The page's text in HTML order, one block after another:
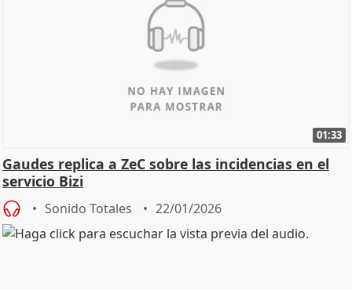
01:33
Gaudes replica a ZeC sobre las incidencias en el
servicio Bizi
Sonido Totales 22/01/2026